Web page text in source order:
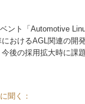
ント「Automotive
おけるAGL関連の開
後の採用拡大時に課
聞く：